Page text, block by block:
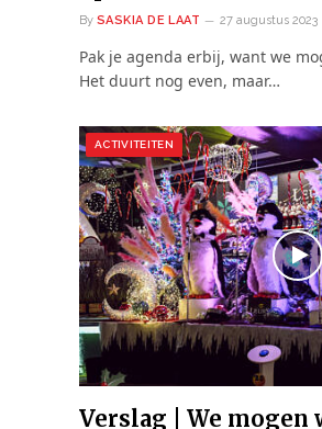
By SASKIA DE LAAT 27 augustus 2023
Pak je agenda erbij, want we
Het duurt nog even, maar…
ACTIVITEITEN
Verslag | We mogen